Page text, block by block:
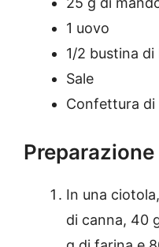
1 uovo
1/2 bustina di
Sale
Confettura di
Preparazione
In una
di canna, 40